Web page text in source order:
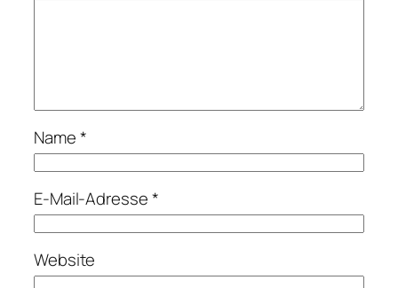
Name*
E-Mail-Adresse*
Website